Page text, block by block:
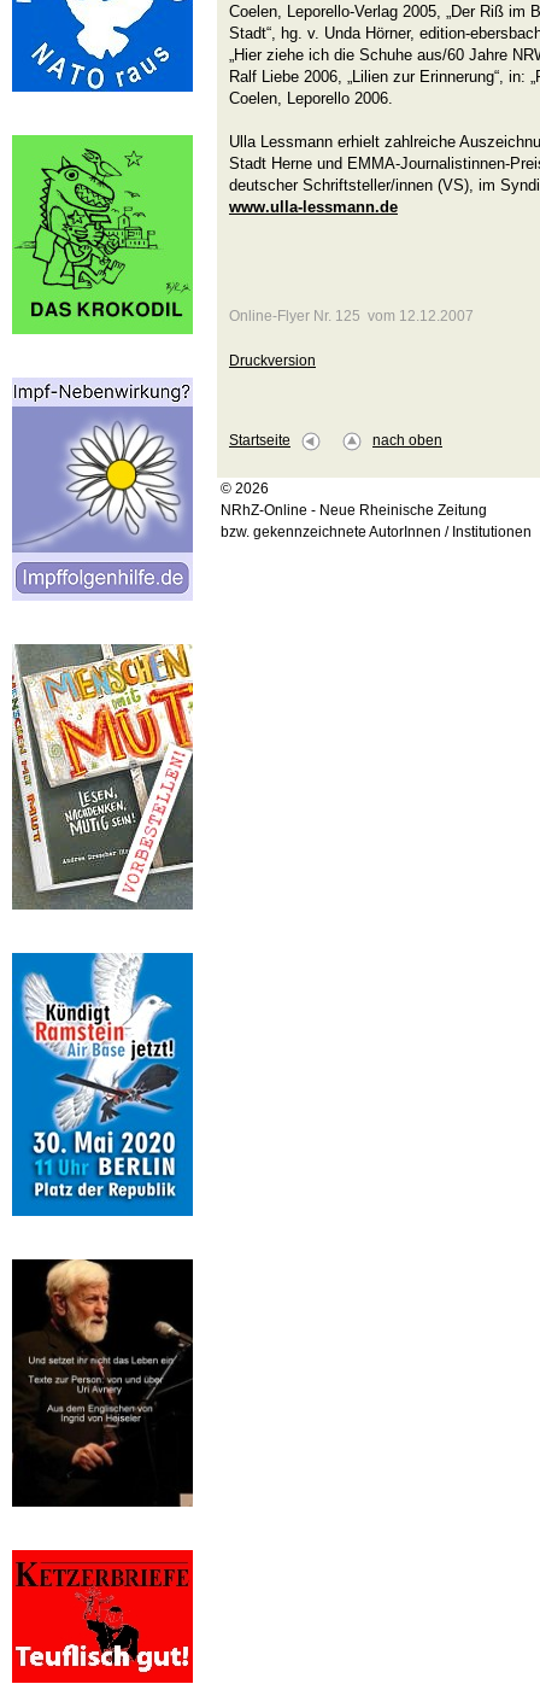
Coelen, Leporello-Verlag 2005, „Der Riß im
Stadt“, hg. v. Unda Hörner, edition-
„Hier ziehe ich die Schuhe aus/60 Jahre
Ralf Liebe 2006, „Lilien zur Erinnerung“, in:
Coelen, Leporello 2006.
Ulla Lessmann erhielt zahlreiche
Stadt Herne und EMMA-Journalistinnen-
deutscher Schriftsteller/innen (VS), im
www.ulla-lessmann.de
Online-Flyer Nr. 125 vom 12.12.2007
Druckversion
Startseite nach oben
© 2026
NRhZ-Online - Neue Rheinische Zeitung
bzw. gekennzeichnete AutorInnen / Institutionen